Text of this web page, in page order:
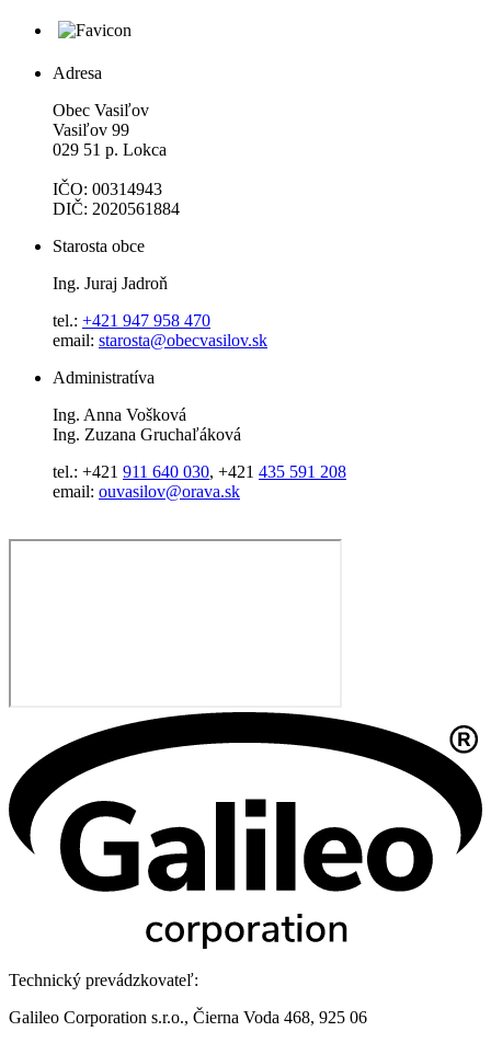
Adresa
Obec Vasiľov
Vasiľov 99
029 51 p. Lokca
IČO: 00314943
DIČ: 2020561884
Starosta obce
Ing. Juraj Jadroň
tel.: +421 947 958 470
email: starosta@obecvasilov.sk
Administratíva
Ing. Anna Vošková
Ing. Zuzana Gruchaľáková
tel.: +421 911 640 030, +421 435 591 208
email: ouvasilov@orava.sk
Technický prevádzkovateľ:
Galileo Corporation s.r.o., Čierna Voda 468, 925 06